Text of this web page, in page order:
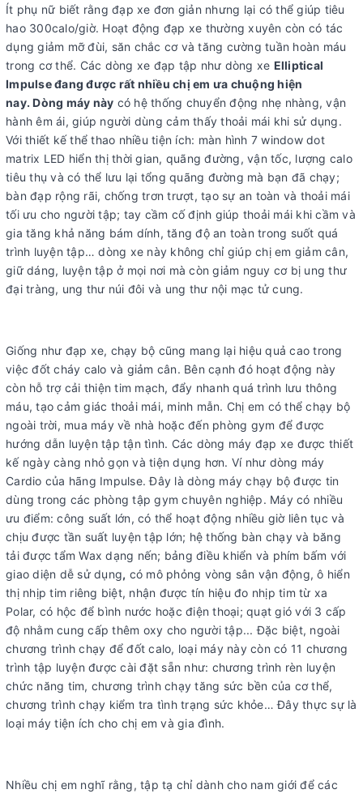
Ít phụ nữ biết rằng đạp xe đơn giản nhưng lại có thể giúp tiêu
hao 300calo/giờ. Hoạt động đạp xe thường xuyên còn có tác
dụng giảm mỡ đùi, săn chắc cơ và tăng cường tuần hoàn máu
trong cơ thể. Các dòng xe đạp tập như dòng xe Elliptical
Impulse đang được rất nhiều chị em ưa chuộng hiện
nay. Dòng máy này có hệ thống chuyển động nhẹ nhàng, vận
hành êm ái, giúp người dùng cảm thấy thoải mái khi sử dụng.
Với thiết kế thể thao nhiều tiện ích: màn hình 7 window dot
matrix LED hiển thị thời gian, quãng đường, vận tốc, lượng calo
tiêu thụ và có thể lưu lại tổng quãng đường mà bạn đã chạy;
bàn đạp rộng rãi, chống trơn trượt, tạo sự an toàn và thoải mái
tối ưu cho người tập; tay cầm cố định giúp thoải mái khi cầm và
gia tăng khả năng bám dính, tăng độ an toàn trong suốt quá
trình luyện tập… dòng xe này không chỉ giúp chị em giảm cân,
giữ dáng, luyện tập ở mọi nơi mà còn giảm nguy cơ bị ung thư
đại tràng, ung thư núi đôi và ung thư nội mạc tử cung.
Giống như đạp xe, chạy bộ cũng mang lại hiệu quả cao trong
việc đốt cháy calo và giảm cân. Bên cạnh đó hoạt động này
còn hỗ trợ cải thiện tim mạch, đẩy nhanh quá trình lưu thông
máu, tạo cảm giác thoải mái, minh mẫn. Chị em có thể chạy bộ
ngoài trời, mua máy về nhà hoặc đến phòng gym để được
hướng dẫn luyện tập tận tình. Các dòng máy đạp xe được thiết
kế ngày càng nhỏ gọn và tiện dụng hơn. Ví như dòng máy
Cardio của hãng Impulse. Đây là dòng máy chạy bộ được tin
dùng trong các phòng tập gym chuyên nghiệp. Máy có nhiều
ưu điểm: công suất lớn, có thể hoạt động nhiều giờ liên tục và
chịu được tần suất luyện tập lớn; hệ thống bàn chạy và băng
tải được tẩm Wax dạng nến; bảng điều khiển và phím bấm với
giao diện dễ sử dụng, có mô phỏng vòng sân vận động, ô hiển
thị nhịp tim riêng biệt, nhận được tín hiệu đo nhịp tim từ xa
Polar, có hộc để bình nước hoặc điện thoại; quạt gió với 3 cấp
độ nhằm cung cấp thêm oxy cho người tập... Đặc biệt, ngoài
chương trình chạy để đốt calo, loại máy này còn có 11 chương
trình tập luyện được cài đặt sẵn như: chương trình rèn luyện
chức năng tim, chương trình chạy tăng sức bền của cơ thể,
chương trình chạy kiểm tra tình trạng sức khỏe… Đây thực sự là
loại máy tiện ích cho chị em và gia đình.
Nhiều chị em nghĩ rằng, tập tạ chỉ dành cho nam giới để các